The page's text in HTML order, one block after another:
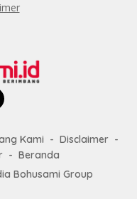
Kami
Disclaimer
Beranda
Bohusami Group